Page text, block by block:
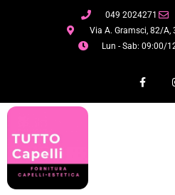
049 2024271
Via A. Gramsci, 82/A,
Lun - Sab: 09:00/